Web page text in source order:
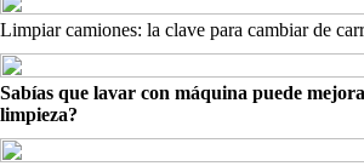
Limpiar camiones: la clave para cambiar de
Sabías que lavar con máquina puede
limpieza?